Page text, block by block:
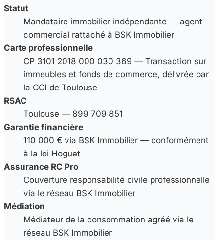
Statut
Mandataire immobilier indépendante — agent
commercial rattaché à BSK Immobilier
Carte professionnelle
CP 3101 2018 000 030 369 — Transaction sur
immeubles et fonds de commerce, délivrée par
la CCI de Toulouse
RSAC
Toulouse — 899 709 851
Garantie financière
110 000 € via BSK Immobilier — conformément
à la loi Hoguet
Assurance RC Pro
Couverture responsabilité civile professionnelle
via le réseau BSK Immobilier
Médiation
Médiateur de la consommation agréé via le
réseau BSK Immobilier